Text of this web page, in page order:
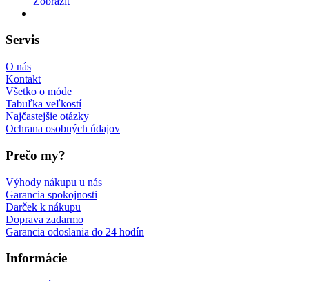
Servis
O nás
Kontakt
Všetko o móde
Tabuľka veľkostí
Najčastejšie otázky
Ochrana osobných údajov
Prečo my?
Výhody nákupu u nás
Garancia spokojnosti
Darček k nákupu
Doprava zadarmo
Garancia odoslania do 24 hodín
Informácie